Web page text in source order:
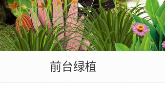
前台绿植